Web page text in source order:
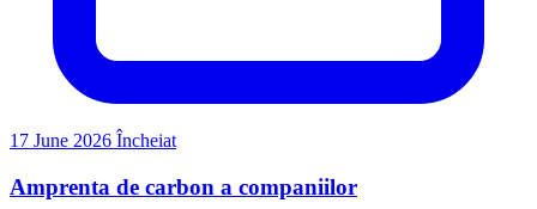
17 June 2026 Încheiat
Amprenta de carbon a companiilor